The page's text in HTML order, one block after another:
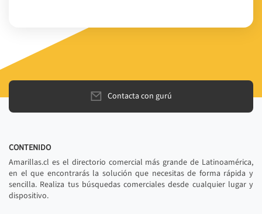
Contacta con gurú
CONTENIDO
Amarillas.cl es el directorio comercial más grande de Latinoamérica,
en el que encontrarás la solución que necesitas de forma rápida y
sencilla. Realiza tus búsquedas comerciales desde cualquier lugar y
dispositivo.